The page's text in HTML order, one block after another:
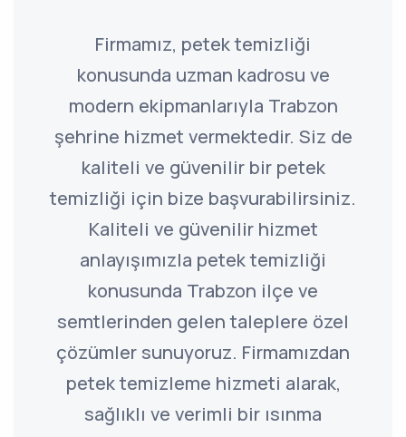
Firmamız, petek temizliği
konusunda uzman kadrosu ve
modern ekipmanlarıyla Trabzon
şehrine hizmet vermektedir. Siz de
kaliteli ve güvenilir bir petek
temizliği için bize başvurabilirsiniz.
Kaliteli ve güvenilir hizmet
anlayışımızla petek temizliği
konusunda Trabzon ilçe ve
semtlerinden gelen taleplere özel
çözümler sunuyoruz. Firmamızdan
petek temizleme hizmeti alarak,
sağlıklı ve verimli bir ısınma